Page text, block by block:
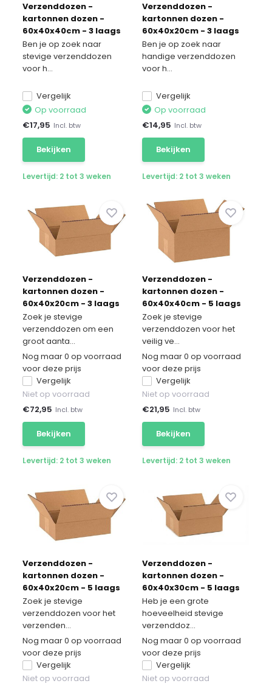
Verzenddozen -
kartonnen dozen -
60x40x40cm - 3 laags
10 stuks
Ben je op zoek naar
stevige verzenddozen
voor h...
Vergelijk
Op voorraad
€17,95 Incl. btw
Bekijken
Levertijd: 2 tot 3 weken
Verzenddozen -
kartonnen dozen -
60x40x20cm - 3 laags
10 stuks
Ben je op zoek naar
handige verzenddozen
voor h...
Vergelijk
Op voorraad
€14,95 Incl. btw
Bekijken
Levertijd: 2 tot 3 weken
Verzenddozen -
kartonnen dozen -
60x40x20cm - 3 laags
50 stuks
Zoek je stevige
verzenddozen om een
groot aanta...
Nog maar 0 op voorraad
voor deze prijs
Vergelijk
Niet op voorraad
€72,95 Incl. btw
Bekijken
Levertijd: 2 tot 3 weken
Verzenddozen -
kartonnen dozen -
60x40x40cm - 5 laags
10 stuks
Zoek je stevige
verzenddozen voor het
veilig ve...
Nog maar 0 op voorraad
voor deze prijs
Vergelijk
Niet op voorraad
€21,95 Incl. btw
Bekijken
Levertijd: 2 tot 3 weken
Verzenddozen -
kartonnen dozen -
60x40x20cm - 5 laags
20 stuks
Zoek je stevige
verzenddozen voor het
verzenden...
Nog maar 0 op voorraad
voor deze prijs
Vergelijk
Niet op voorraad
Verzenddozen -
kartonnen dozen -
60x40x30cm - 5 laags
50 stuks
Heb je een grote
hoeveelheid stevige
verzenddoz...
Nog maar 0 op voorraad
voor deze prijs
Vergelijk
Niet op voorraad